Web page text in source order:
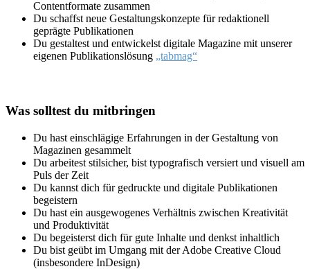
Contentformate zusammen
Du schaffst neue Gestaltungskonzepte für redaktionell
geprägte Publikationen
Du gestaltest und entwickelst digitale Magazine mit unserer
eigenen Publikationslösung „tabmag“
Was solltest du mitbringen
Du hast einschlägige Erfahrungen in der Gestaltung von
Magazinen gesammelt
Du arbeitest stilsicher, bist typografisch versiert und visuell am
Puls der Zeit
Du kannst dich für gedruckte und digitale Publikationen
begeistern
Du hast ein ausgewogenes Verhältnis zwischen Kreativität
und Produktivität
Du begeisterst dich für gute Inhalte und denkst inhaltlich
Du bist geübt im Umgang mit der Adobe Creative Cloud
(insbesondere InDesign)